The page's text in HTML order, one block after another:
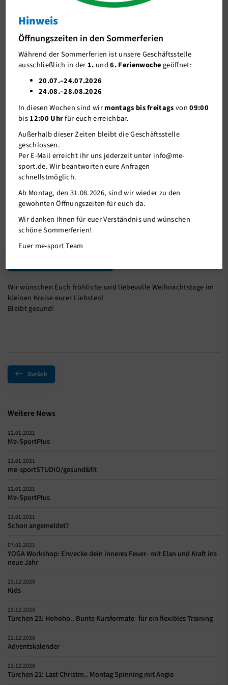
Adventskalender
Türchen 24: Bunte Weihnachtsgeschichten für Kids
vorgelesen von Wilma Rohde
Vorlesestunde mit Wilma Rohde ein.
Taucht mit Wilma in die bunte Weihnachtsbildergeschichte
"Weihnachten wie noch nie!" von Friederike Wilhelmi mit Bildern
von Julia Ginsbach ein und lasst euch verzaubern.
Für die großen Kids hat Wilma eine spannende Geschichte
rausgesucht aus dem Buch "Weihnachtsgeschichten vom Franz"
Weihnachten wünscht und ob sein Wunsch in Erfüllung geht?!
Holt euch eine warme Deckte und/oder eine warme Schokolade -
wir wünschen euch viel Spaß beim Zuhören!
Wir wünschen Euch fröhliche und liebevolle Weihnachtstage im
kleinen Kreise eurer Liebsten!
Bleibt gesund!
Zurück
Weitere News
12.01.2021
Me-SportPlus
12.01.2021
me-sportSTUDIO/gesund&fit
12.01.2021
Me-SportPlus
11.01.2021
Schon angemeldet?
07.01.2021
YOGA Workshop: Erwecke dein inneres Feuer- mit Elan und Kraft ins
neue Jahr
23.12.2020
Kids
23.12.2020
Türchen 23: Hohoho.. Bunte Kursformate- für ein flexibles Training
22.12.2020
Adventskalender
21.12.2020
Türchen 21: Last Christm.. Montag Spinning mit Angie
J-Team
Stellenangebote
Förderverein me-sport e.V.
Mitgliederservice
Verantwortung
Hinweis
Öffnungszeiten in den Sommerferien
Während der Sommerferien ist unsere Geschäftsstelle
ausschließlich in der 1. und6. Ferienwochegeöffnet:
20.07.–24.07.2026
24.08.–28.08.2026
In diesen Wochen sind wirmontags bis freitagsvon09:00
bis12:00 Uhrfür euch erreichbar.
Außerhalb dieser Zeiten bleibt die Geschäftsstelle
geschlossen.
Per E-Mail erreicht ihr uns jederzeit unter info@me-
sport.de. Wir beantworten eure Anfragen
schnellstmöglich.
Ab Montag, den 31.08.2026, sind wir wieder zu den
gewohnten Öffnungszeiten für euch da.
Wir danken Ihnen für euer Verständnis und wünschen
schöne Sommerferien!
Euer me-sport Team